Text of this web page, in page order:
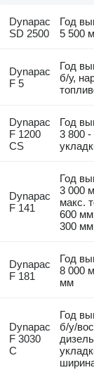
Dynapac
SD 2500
Год
5 500
Dynapac
F 5
Год
б/у,
Dynapac
F 1200
CS
Год
3 800
Dynapac
F 141
Год
3 000
макс.
600
300 мм
Dynapac
F 181
Год
8 000
мм
Dynapac
F 3030
C
Год
б/у/